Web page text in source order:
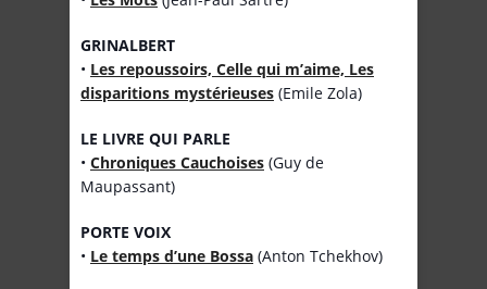
GRINALBERT
• Les repoussoirs, Celle qui m’aime, Les
disparitions mystérieuses (Emile Zola)
LE LIVRE QUI PARLE
• Chroniques Cauchoises (Guy de
Maupassant)
PORTE VOIX
• Le temps d’une Bossa (Anton Tchekhov)